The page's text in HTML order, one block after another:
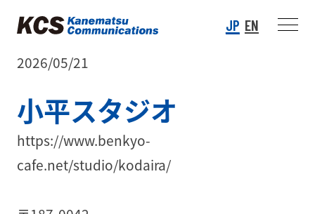
JP EN
2026/05/21
小平スタジオ
https://www.benkyo-
cafe.net/studio/kodaira/